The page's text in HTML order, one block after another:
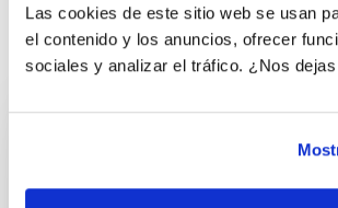
Las cookies de este sitio web se usan
el contenido y los anuncios, ofrecer
sociales y analizar el tráfico. ¿Nos
¿Quieres jugar al juego del